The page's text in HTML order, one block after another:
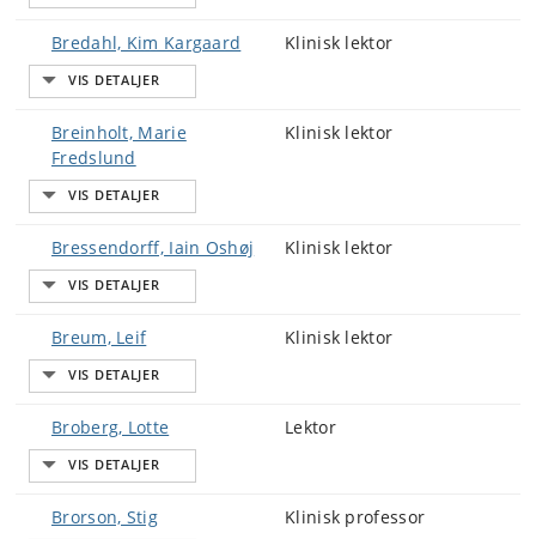
Bredahl, Kim Kargaard Klinisk lektor
Breinholt, Marie
Fredslund
Klinisk lektor
Bressendorff, Iain Oshøj Klinisk lektor
Breum, Leif Klinisk lektor
Broberg, Lotte Lektor
Brorson, Stig Klinisk professor